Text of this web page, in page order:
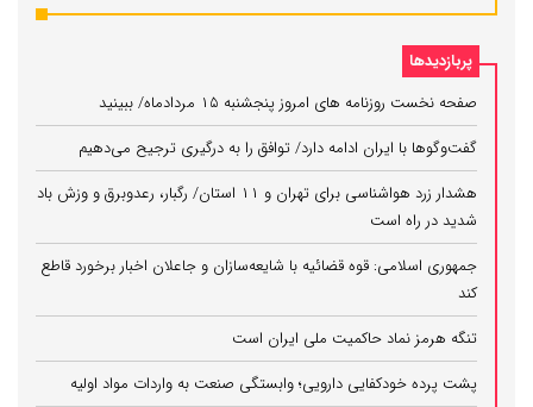
پربازدیدها
صفحه نخست روزنامه های امروز پنجشنبه ۱۵ مردادماه/ ببینید
گفت‌وگوها با ایران ادامه دارد/ توافق را به درگیری ترجیح می‌دهیم
هشدار زرد هواشناسی برای تهران و ۱۱ استان/ رگبار، رعدوبرق و وزش باد
شدید در راه است
جمهوری اسلامی: قوه قضائیه با شایعه‌سازان و جاعلان اخبار برخورد قاطع
کند
تنگه هرمز نماد حاکمیت ملی ایران است
پشت پرده خودکفایی دارویی؛ وابستگی صنعت به واردات مواد اولیه